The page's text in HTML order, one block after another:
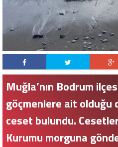
Muğla’nın Bodrum
göçmenlere ait olduğu
ceset bulundu.
Kurumu morguna